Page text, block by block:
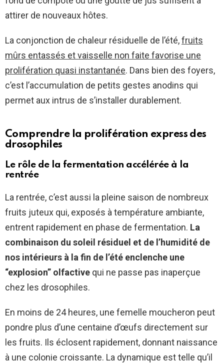
attirer de nouveaux hôtes.
La conjonction de chaleur résiduelle de l’été,fruits
mûrs entassés et vaisselle non faite favorise une
prolifération quasi instantanée. Dans bien des foyers,
c’est l’accumulation de petits gestes anodins qui
permet aux intrus de s’installer durablement.
Comprendre la prolifération express des
drosophiles
Le rôle de la fermentation accélérée à la
rentrée
La rentrée, c’est aussi la pleine saison de nombreux
fruits juteux qui, exposés à température ambiante,
entrent rapidement en phase de fermentation. La
combinaison du soleil résiduel et de l’humidité de
nos intérieurs à la fin de l’été enclenche une
“explosion” olfactive qui ne passe pas inaperçue
chez les drosophiles.
En moins de 24 heures, une femelle moucheron peut
pondre plus d’une centaine d’œufs directement sur
les fruits. Ils éclosent rapidement, donnant naissance
à une colonie croissante. La dynamique est telle qu’il